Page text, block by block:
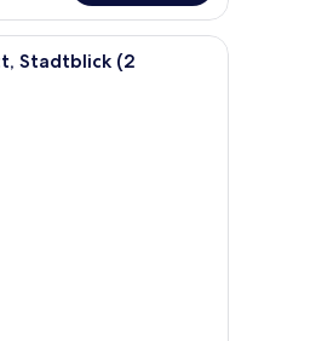
Zimmersafe, Schreibtisch, laptopgeeigneter
Stadtblick (2